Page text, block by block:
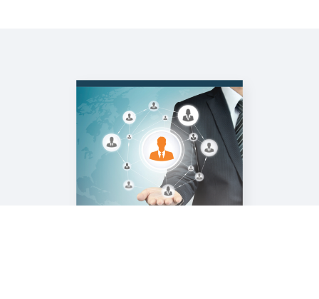
DÉMO COURTE
Workday Financial Management
Voir plus de ressources